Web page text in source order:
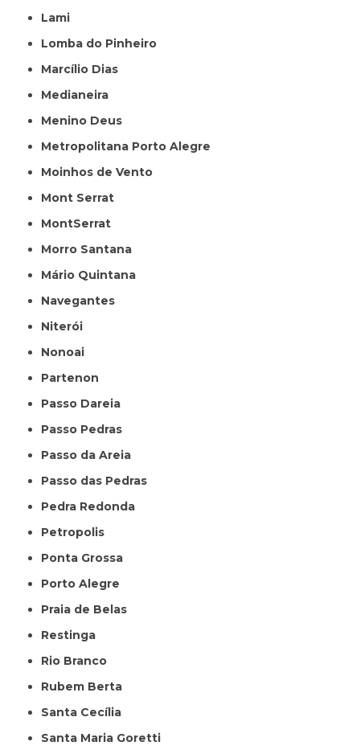
Lami
Lomba do Pinheiro
Marcílio Dias
Medianeira
Menino Deus
Metropolitana Porto Alegre
Moinhos de Vento
Mont Serrat
MontSerrat
Morro Santana
Mário Quintana
Navegantes
Niterói
Nonoai
Partenon
Passo Dareia
Passo Pedras
Passo da Areia
Passo das Pedras
Pedra Redonda
Petropolis
Ponta Grossa
Porto Alegre
Praia de Belas
Restinga
Rio Branco
Rubem Berta
Santa Cecília
Santa Maria Goretti